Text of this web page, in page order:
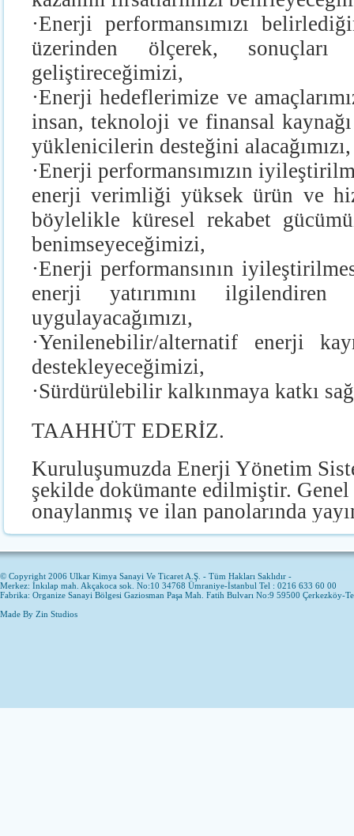
·Enerji performansımızı
üzerinden ölçerek, sonuçları
geliştireceğimizi,
·Enerji hedeflerimize ve
insan, teknoloji ve finansal
yüklenicilerin desteğini alacağımızı,
·Enerji performansımızın
enerji verimliği yüksek ürün ve
böylelikle küresel rekabet
benimseyeceğimizi,
·Enerji performansının
enerji yatırımını ilgilendiren
uygulayacağımızı,
·Yenilenebilir/alternatif enerji
destekleyeceğimizi,
·Sürdürülebilir kalkınmaya katkı
TAAHHÜT EDERİZ.
Kuruluşumuzda Enerji Yönetim
şekilde dokümante edilmiştir. Genel
onaylanmış ve ilan panolarında
© Copyright 2006 Ulkar Kimya Sanayi Ve Ticaret A.Ş. - Tüm Hakları Saklıdır -
Merkez: İnkılap mah. Akçakoca sok. No:10 34768 Ümraniye-İstanbul Tel : 0216 633 60 00
Fabrika: Organize Sanayi Bölgesi Gaziosman Paşa Mah. Fatih Bulvarı No:9 59500 Çerkezköy-
Made By Zin Studios